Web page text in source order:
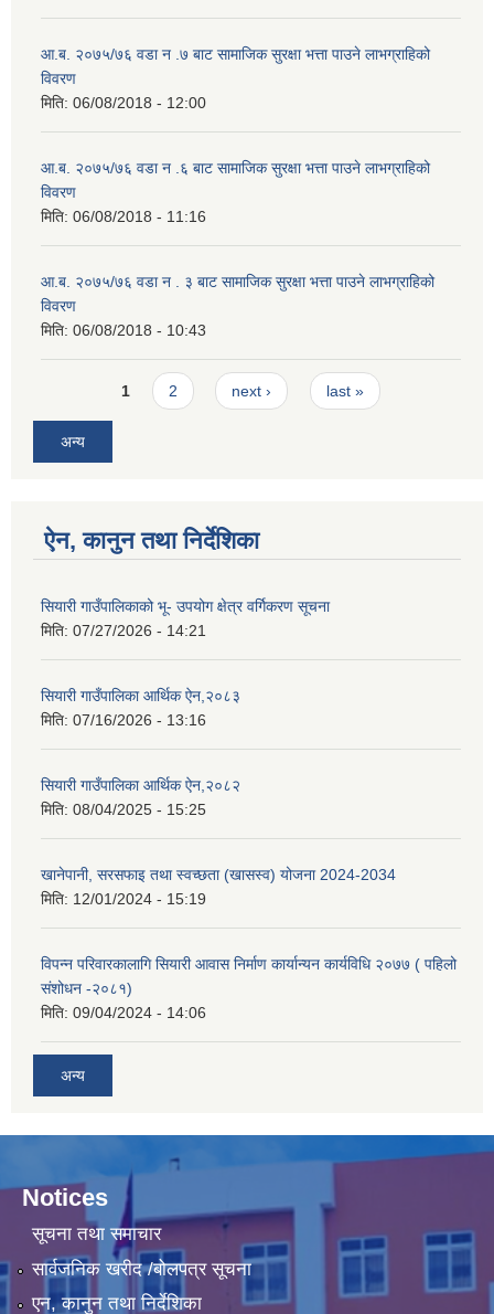
आ.ब. २०७५/७६ वडा न .७ बाट सामाजिक सुरक्षा भत्ता पाउने लाभग्राहिको
विवरण
मिति: 06/08/2018 - 12:00
आ.ब. २०७५/७६ वडा न .६ बाट सामाजिक सुरक्षा भत्ता पाउने लाभग्राहिको
विवरण
मिति: 06/08/2018 - 11:16
आ.ब. २०७५/७६ वडा न . ३ बाट सामाजिक सुरक्षा भत्ता पाउने लाभग्राहिको
विवरण
मिति: 06/08/2018 - 10:43
Pages1 2 next › last »
अन्य
ऐन, कानुन तथा निर्देशिका
सियारी गाउँपालिकाको भू- उपयोग क्षेत्र वर्गिकरण सूचना
मिति: 07/27/2026 - 14:21
सियारी गाउँपालिका आर्थिक ऐन,२०८३
मिति: 07/16/2026 - 13:16
सियारी गाउँपालिका आर्थिक ऐन,२०८२
मिति: 08/04/2025 - 15:25
खानेपानी, सरसफाइ तथा स्वच्छता (खासस्व) योजना 2024-2034
मिति: 12/01/2024 - 15:19
विपन्न परिवारकालागि सियारी आवास निर्माण कार्यान्यन कार्यविधि २०७७ ( पहिलो
संशोधन -२०८१)
मिति: 09/04/2024 - 14:06
अन्य
Notices
सूचना तथा समाचार
सार्वजनिक खरीद /बोलपत्र सूचना
एन, कानुन तथा निर्देशिका